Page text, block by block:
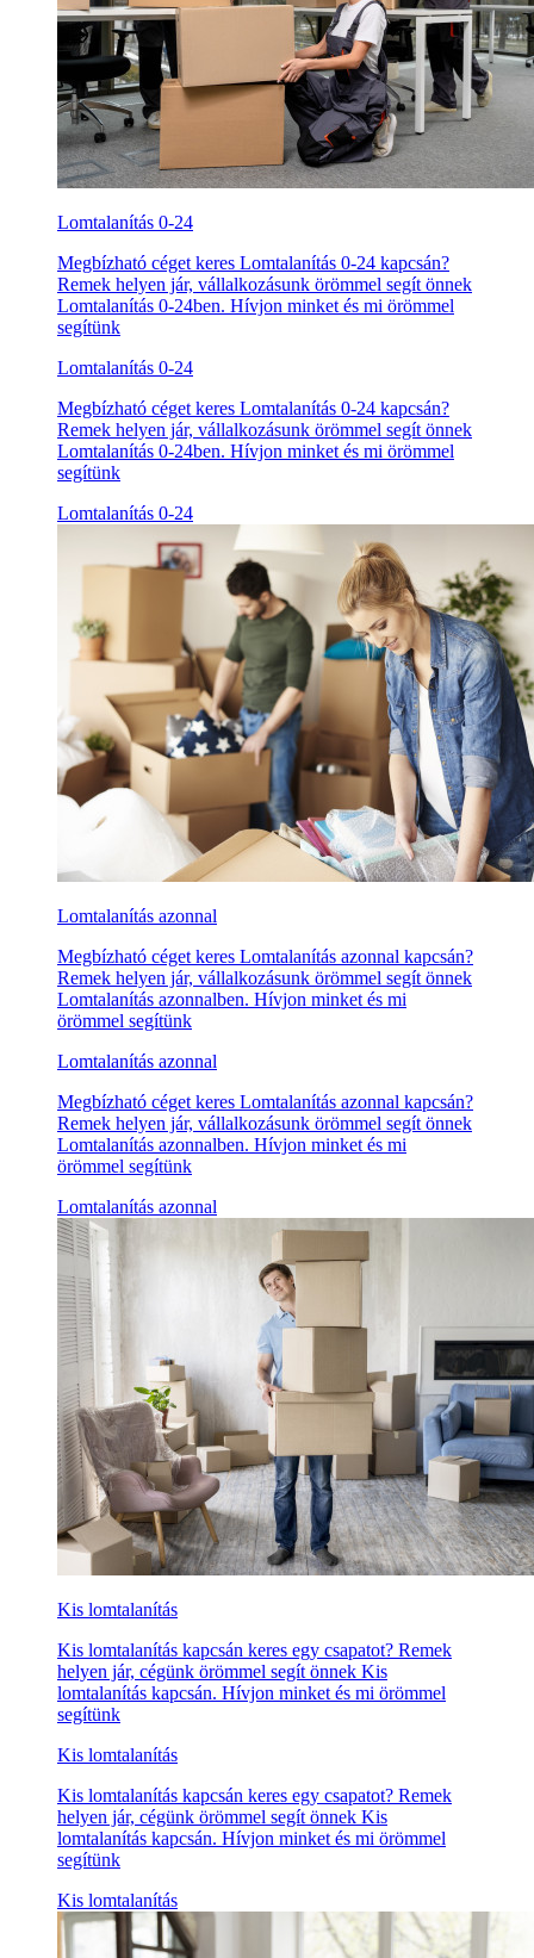
Lomtalanítás 0-24
Megbízható céget keres Lomtalanítás 0-24 kapcsán?
Remek helyen jár, vállalkozásunk örömmel segít önnek
Lomtalanítás 0-24ben. Hívjon minket és mi örömmel
segítünk
Lomtalanítás 0-24
Megbízható céget keres Lomtalanítás 0-24 kapcsán?
Remek helyen jár, vállalkozásunk örömmel segít önnek
Lomtalanítás 0-24ben. Hívjon minket és mi örömmel
segítünk
Lomtalanítás 0-24
Lomtalanítás azonnal
Megbízható céget keres Lomtalanítás azonnal kapcsán?
Remek helyen jár, vállalkozásunk örömmel segít önnek
Lomtalanítás azonnalben. Hívjon minket és mi
örömmel segítünk
Lomtalanítás azonnal
Megbízható céget keres Lomtalanítás azonnal kapcsán?
Remek helyen jár, vállalkozásunk örömmel segít önnek
Lomtalanítás azonnalben. Hívjon minket és mi
örömmel segítünk
Lomtalanítás azonnal
Kis lomtalanítás
Kis lomtalanítás kapcsán keres egy csapatot? Remek
helyen jár, cégünk örömmel segít önnek Kis
lomtalanítás kapcsán. Hívjon minket és mi örömmel
segítünk
Kis lomtalanítás
Kis lomtalanítás kapcsán keres egy csapatot? Remek
helyen jár, cégünk örömmel segít önnek Kis
lomtalanítás kapcsán. Hívjon minket és mi örömmel
segítünk
Kis lomtalanítás